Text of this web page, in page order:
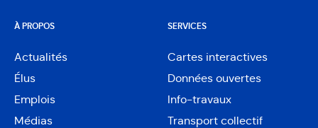
À PROPOS
Actualités
Élus
Emplois
Médias
SERVICES
Cartes interactives
Ouvre
dans
une
nouvelle
Données ouvertes
Ouvre
dans
une
Info-travaux
Transport collectif